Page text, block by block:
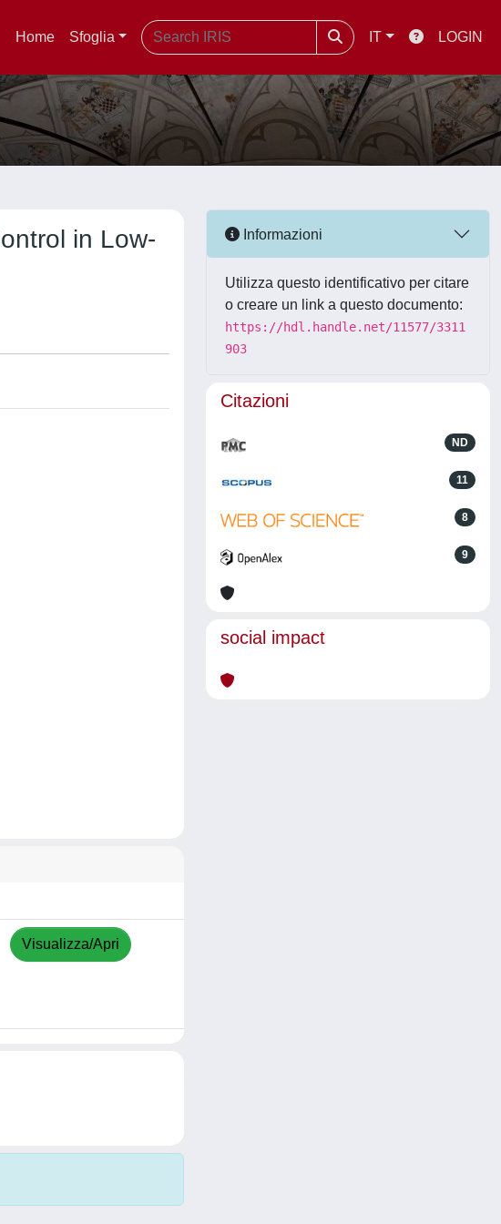
Home Sfoglia IT LOGIN
in Low-
Visualizza/Apri
Informazioni
Utilizza questo identificativo per citare
o creare un link a questo documento:
https://hdl.handle.net/11577/3311
903
Citazioni
ND
11
8
9
social impact